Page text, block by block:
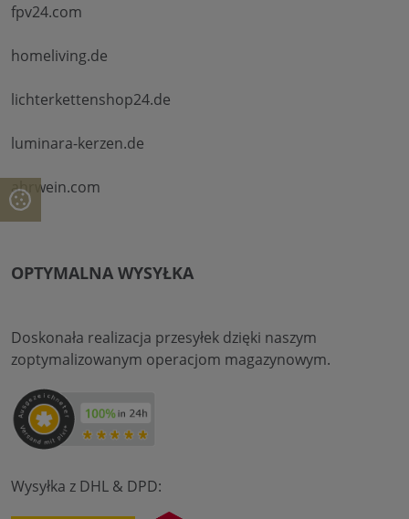
fpv24.com
homeliving.de
lichterkettenshop24.de
luminara-kerzen.de
ahrwein.com
OPTYMALNA WYSYŁKA
Doskonała realizacja przesyłek dzięki naszym
zoptymalizowanym operacjom magazynowym.
Wysyłka z DHL & DPD: